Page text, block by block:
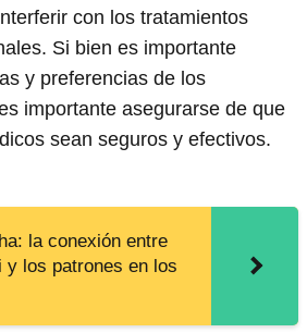
con los tratamientos
Si bien es importante
y preferencias de los
importante asegurarse de que
sean seguros y efectivos.
la conexión entre
y los patrones en los